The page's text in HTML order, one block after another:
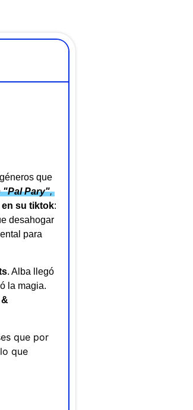
que
"Pal Pary",
en su tiktok:
desahogar
para
. Alba llegó
la magia.
que por
que